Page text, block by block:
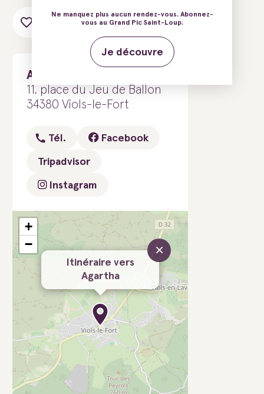
Ajouter au carnet de voyage
Agartha
11, place du Jeu de Ballon
34380 Viols-le-Fort
Tél. Facebook
Tripadvisor
Instagram
Itinéraire vers
Agartha
×
+
−
Ne manquez plus aucun rendez-vous. Abonnez-
vous au Grand Pic Saint-Loup.
Je découvre